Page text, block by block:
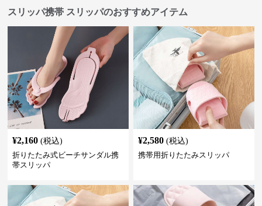
スリッパ携帯 スリッパのおすすめアイテム
¥2,160 (税込)
折りたたみ式ビーチサンダル携
帯スリッパ
¥2,580 (税込)
携帯用折りたたみスリッパ